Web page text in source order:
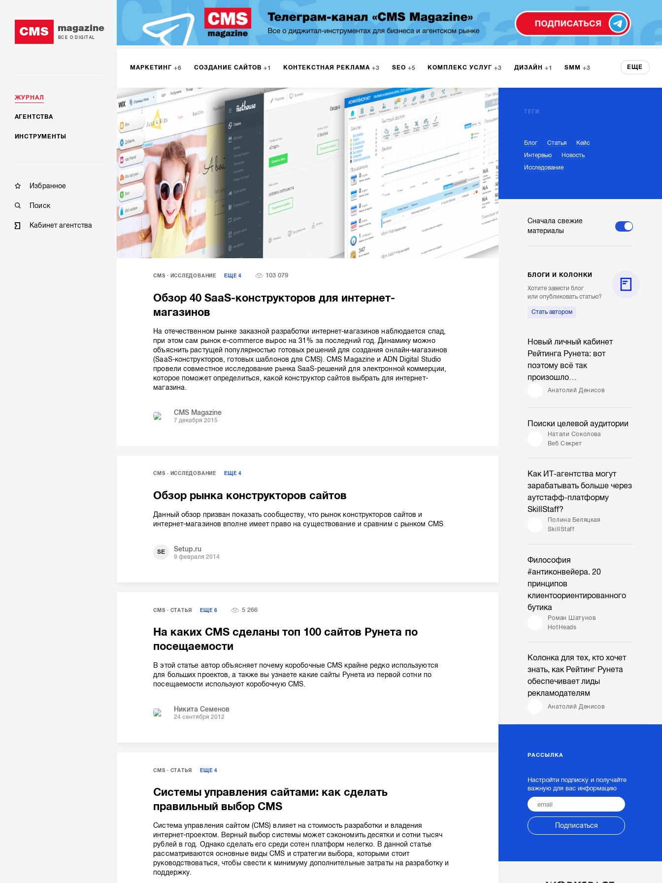
CMS magazine
ВСЕ О DIGITAL
ЖУРНАЛ
АГЕНТСТВА
ИНСТРУМЕНТЫ
Избранное
Поиск
Кабинет агентства
МАРКЕТИНГ 6 СОЗДАНИЕ САЙТОВ 1 КОНТЕКСТНАЯ РЕКЛАМА 3 SEO 5 КОМПЛЕКС УСЛУГ 3 ДИЗАЙН 1 SMM 3
DIGITAL ИНТЕРНЕТ-МАРКЕТИНГ ПРОГРАММИРОВАНИЕ 1 ИСПОЛЬЗОВАНИЕ СЕРВИСА 3 БРЕНДИНГ
МОБИЛЬНАЯ РАЗРАБОТКА ЮЗАБИЛИТИ ИНТРАНЕТ МОНИТОРИНГ
ЕЩЕ
CMS ИССЛЕДОВАНИЕ ЕЩЕ4 103 079
Обзор 40 SaaS-конструкторов для интернет-
магазинов
На отечественном рынке заказной разработки интернет-магазинов наблюдается спад,
при этом сам рынок e-commerce вырос на 31% за последний год. Динамику можно
объяснить растущей популярностью готовых решений для создания онлайн-магазинов
(SaaS-конструкторов, готовых шаблонов для CMS). CMS Magazine и ADN Digital Studio
провели совместное исследование рынка SaaS-решений для электронной коммерции,
которое поможет определиться, какой конструктор сайтов выбрать для интернет-
магазина.
CMS Magazine
7 декабря 2015
CMS ИССЛЕДОВАНИЕ ЕЩЕ4
Обзор рынка конструкторов сайтов
Данный обзор призван показать сообществу, что рынок конструкторов сайтов и
интернет-магазинов вполне имеет право на существование и сравним с рынком CMS
SE Setup.ru
9 февраля 2014
CMS СТАТЬЯ ЕЩЕ6 5 266
На каких CMS сделаны топ 100 сайтов Рунета по
посещаемости
В этой статье автор объясняет почему коробочные CMS крайне редко используются
для больших проектов, а также вы узнаете какие сайты Рунета из первой сотни по
посещаемости используют коробочную CMS.
Никита Семенов
24 сентября 2012
CMS СТАТЬЯ ЕЩЕ4
Системы управления сайтами: как сделать
правильный выбор CMS
Система управления сайтом (CMS) влияет на стоимость разработки и владения
интернет-проектом. Верный выбор системы может сэкономить десятки и сотни тысяч
рублей в год. Однако сделать его среди сотен платформ нелегко. В данной статье
рассматриваются основные виды CMS и стратегии выбора, которыми стоит
руководствоваться, чтобы свести к минимуму дополнительные затраты на разработку и
поддержку.
ТЕГИ
Блог Статья
Кейс
Интервью
Новость
Исследование
Сначала свежие
материалы
БЛОГИ И КОЛОНКИ
Хотите завести блог
или опубликовать статью?
Стать автором
Новый личный кабинет
Рейтинга Рунета: вот
поэтому всё так
произошло…
Анатолий Денисов
Поиски целевой аудитории
Натали Соколова
Веб Секрет
Как ИТ-агентства могут
зарабатывать больше через
аутстафф-платформу
SkillStaff?
Полина Беляцкая
SkillStaff
Философия
#антиконвейера. 20
принципов
клиентоориентированного
бутика
Роман Шатунов
HotHeads
Колонка для тех, кто хочет
знать, как Рейтинг Рунета
обеспечивает лиды
рекламодателям
Анатолий Денисов
РАССЫЛКА
Настройти подписку и получайте
важную для вас информацию
Подписаться